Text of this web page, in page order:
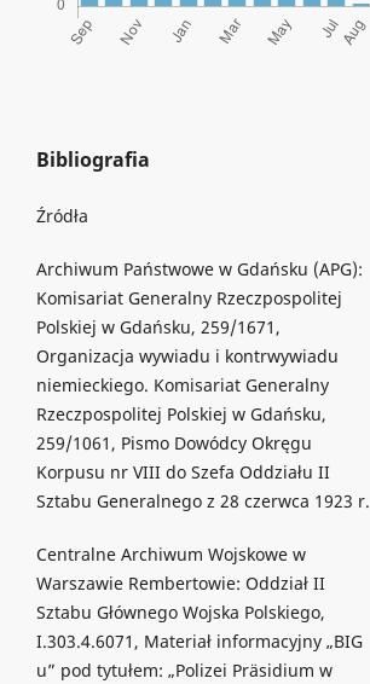
Bibliografia
Źródła
Archiwum Państwowe w Gdańsku (APG):
Komisariat Generalny Rzeczpospolitej
Polskiej w Gdańsku, 259/1671,
Organizacja wywiadu i kontrwywiadu
niemieckiego. Komisariat Generalny
Rzeczpospolitej Polskiej w Gdańsku,
259/1061, Pismo Dowódcy Okręgu
Korpusu nr VIII do Szefa Oddziału II
Sztabu Generalnego z 28 czerwca 1923 r.
Centralne Archiwum Wojskowe w
Warszawie Rembertowie: Oddział II
Sztabu Głównego Wojska Polskiego,
I.303.4.6071, Materiał informacyjny „BIG
u” pod tytułem: „Polizei Präsidium w